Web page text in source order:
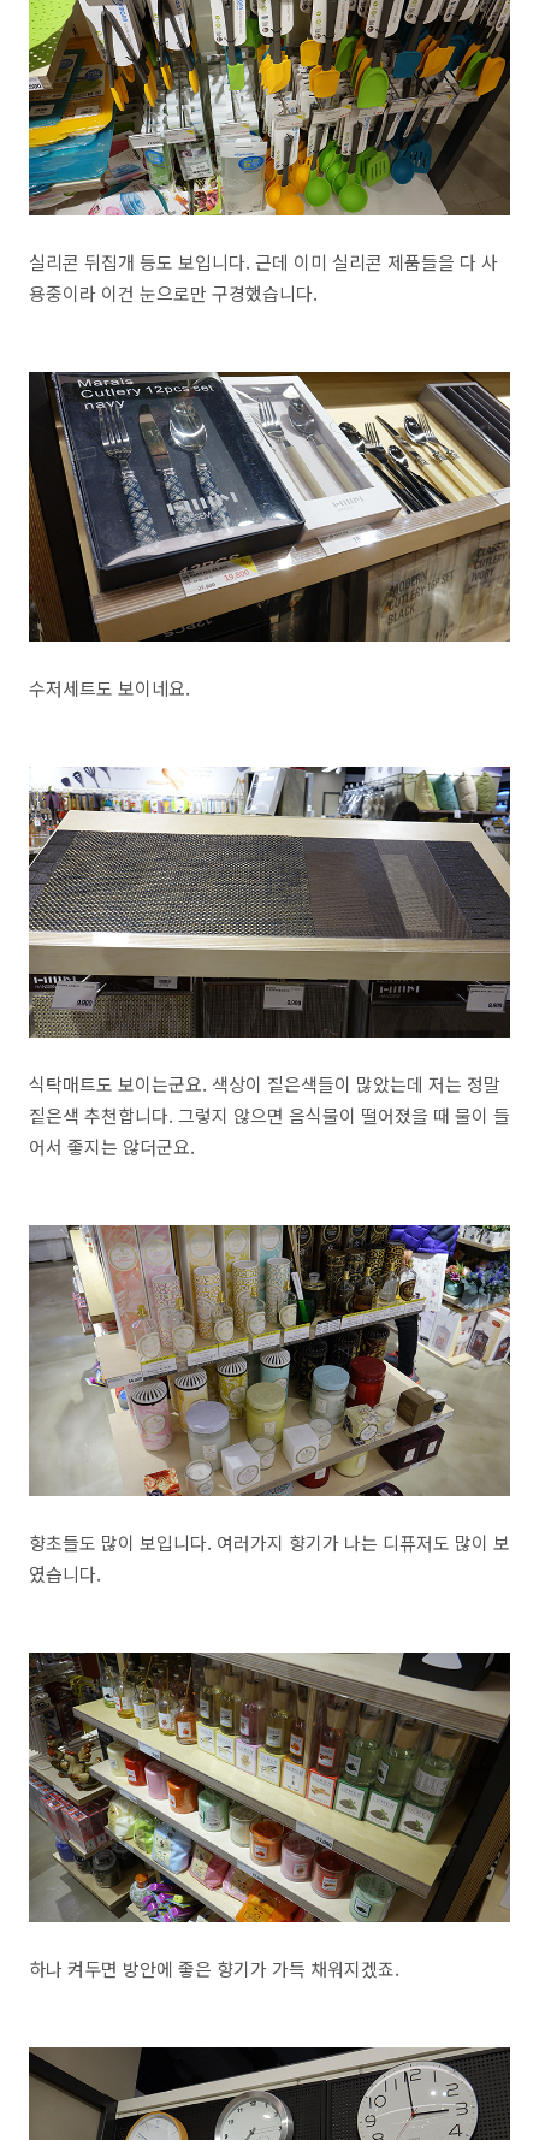
실리콘 뒤집개 등도 보입니다. 근데 이미 실리콘 제품들을 다 사
용중이라 이건 눈으로만 구경했습니다.
수저세트도 보이네요.
식탁매트도 보이는군요. 색상이 짙은색들이 많았는데 저는 정말
짙은색 추천합니다. 그렇지 않으면 음식물이 떨어졌을 때 물이 들
어서 좋지는 않더군요.
향초들도 많이 보입니다. 여러가지 향기가 나는 디퓨저도 많이 보
였습니다.
하나 켜두면 방안에 좋은 향기가 가득 채워지겠죠.